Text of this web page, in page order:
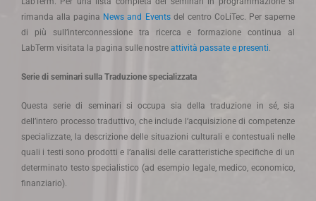
rimanda alla pagina News and Eventsdel centro CoLiTec. Per saperne
di più sull’interconnessione tra ricerca e formazione continua al
LabTerm visitata la pagina sulle nostre attività passate e presenti.
Serie di seminari sulla Traduzione specializzata
Questa serie di seminari si occupa sia della traduzione in sé, sia
dell’intero processo traduttivo, che include l’acquisizione di competenze
specializzate, la descrizione delle situazioni culturali e contestuali nelle
quali i testi sono prodotti e l’analisi delle caratteristiche specifiche di un
determinato testo specialistico (ad esempio legale, medico, economico,
finanziario).